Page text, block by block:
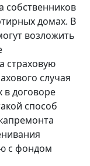
собственников
домах. В
возложить
страховую
случая
в договоре
способ
с фондом